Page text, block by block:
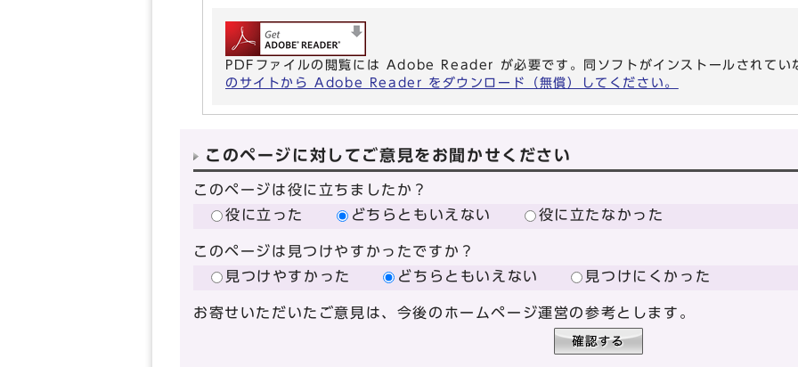
PDFファイルの閲覧には Adobe Reader が必要です。同ソフトがインストールされてい
のサイトから Adobe Reader をダウンロード（無償）してください。
このページに対してご意見をお聞かせください
このページは役に立ちましたか？
役に立った
どちらともいえない 役に立たなかった
このページは見つけやすかったですか？
見つけやすかった
どちらともいえない 見つけにくかった
お寄せいただいたご意見は、今後のホームページ運営の参考とします。